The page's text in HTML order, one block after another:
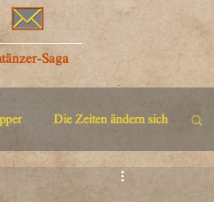
Saga
Die Zeiten ändern sich